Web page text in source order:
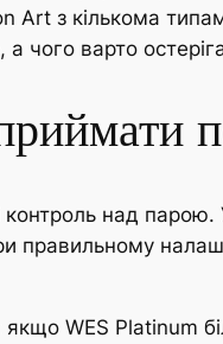
Art з кількома
чого варто
контроль над парою.
правильному
WES Platinum